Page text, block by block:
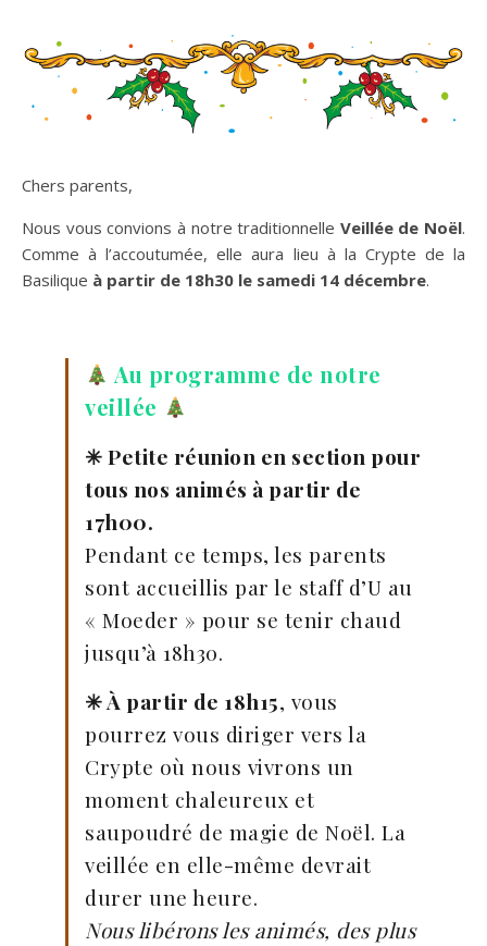
Chers parents,
Nous vous convions à notre traditionnelle Veillée de Noël.
Comme à l’accoutumée, elle aura lieu à la Crypte de la
Basilique à partir de 18h30 le samedi 14 décembre.
Au programme de notre
veillée
✳︎ Petite réunion en section pour
tous nos animés à partir de
17h00.
Pendant ce temps, les parents
sont accueillis par le staff d’U au
« Moeder » pour se tenir chaud
jusqu’à 18h30.
✳︎ À partir de 18h15, vous
pourrez vous diriger vers la
Crypte où nous vivrons un
moment chaleureux et
saupoudré de magie de Noël. La
veillée en elle-même devrait
durer une heure.
Nous libérons les animés, des plus